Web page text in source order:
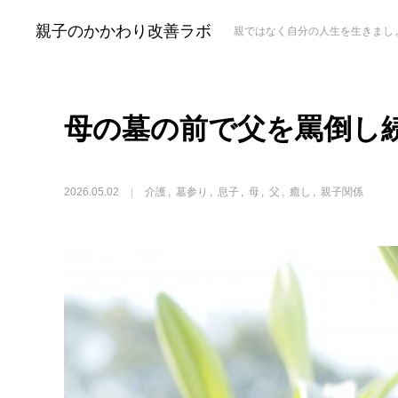
親子のかかわり改善ラボ 親ではなく自分の人生を生きまし
BLOG 介護 母の墓の前で父を罵倒し続ける息子
母の墓の前で父を罵倒し
2026.05.02 介護 墓参り 息子 母 父 癒し 親子関係